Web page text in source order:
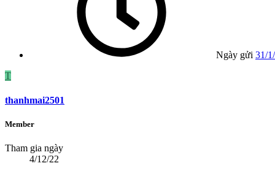
Ngày gửi 31/
T
thanhmai2501
Member
Tham gia ngày
4/12/22